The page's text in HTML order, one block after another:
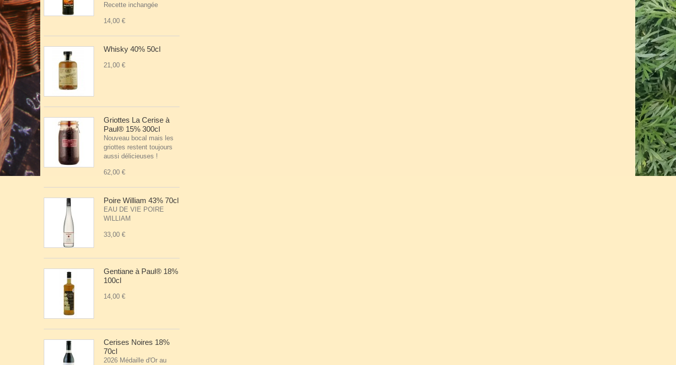
Recette inchangée
14,00 €
Whisky 40% 50cl
21,00 €
Griottes La Cerise à
Paul® 15% 300cl
Nouveau bocal mais les
griottes restent toujours
aussi délicieuses !
62,00 €
Poire William 43% 70cl
EAU DE VIE POIRE
WILLIAM
33,00 €
Gentiane à Paul® 18%
100cl
14,00 €
Cerises Noires 18%
70cl
2026 Médaille d'Or au